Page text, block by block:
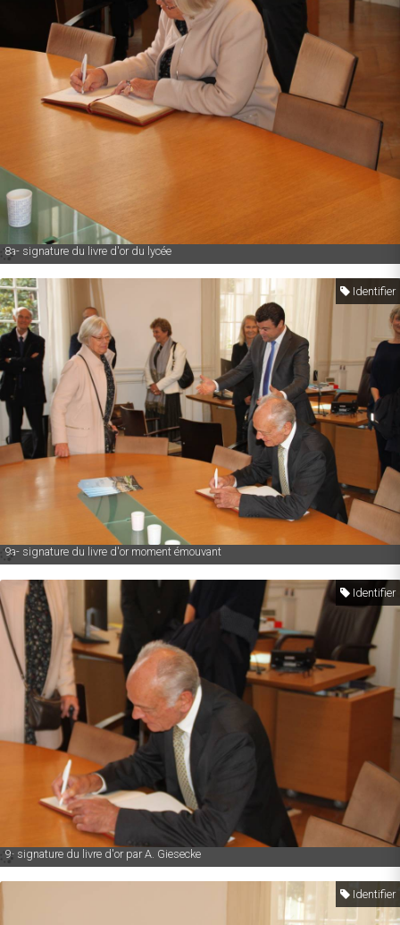
8a- signature du livre d'or du lycée
Identifier
9a- signature du livre d'or moment émouvant
Identifier
9- signature du livre d'or par A. Giesecke
Identifier